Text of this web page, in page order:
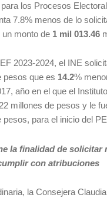
los Procesos
7.8% menos de lo
monto de 1 mil 013.46
2023-2024, el INE
pesos que es 14.2%
año en el que el
millones de pesos y le
pesos, para el inicio del
la finalidad de solicitar
con atribuciones
la Consejera